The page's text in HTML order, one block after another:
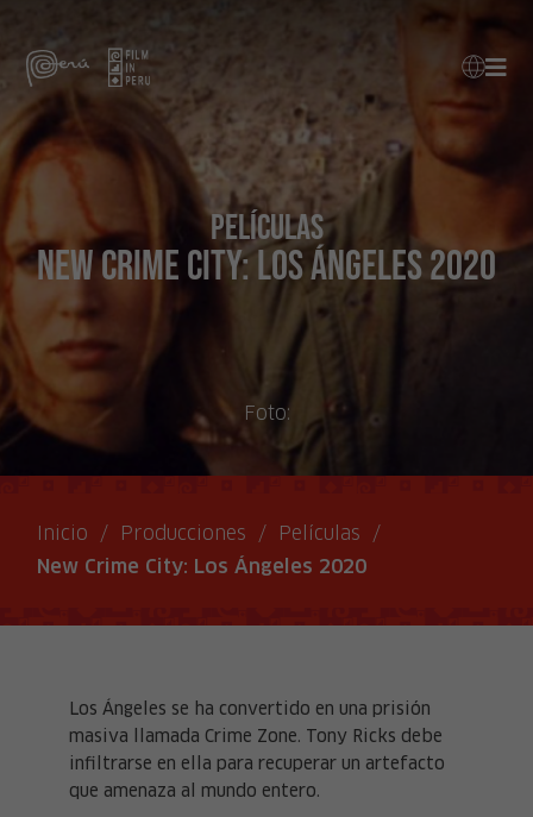
Películas
New Crime City: Los Ángeles 2020
Foto:
Inicio / Producciones / Películas /
New Crime City: Los Ángeles 2020
Los Ángeles se ha convertido en una prisión
masiva llamada Crime Zone. Tony Ricks debe
infiltrarse en ella para recuperar un artefacto
que amenaza al mundo entero.